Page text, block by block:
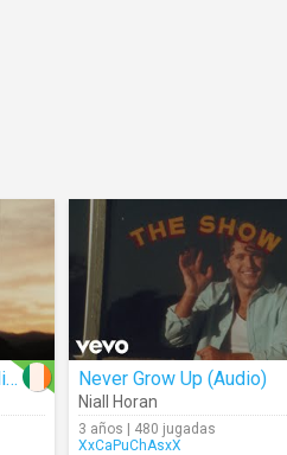
You Could Start A Cult (Audio) Never Grow Up (Audio)
Niall Horan
3 años | 480 jugadas
XxCaPuChAsxX